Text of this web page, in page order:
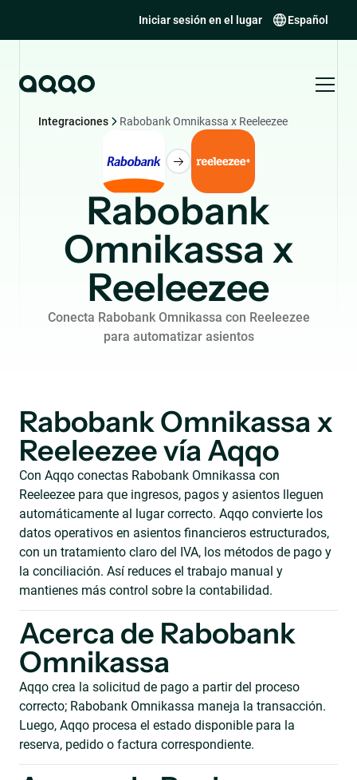
Iniciar sesión en el lugar Español
Integraciones Rabobank Omnikassa x Reeleezee
Rabobank
Omnikassa x
Reeleezee
Conecta Rabobank Omnikassa con Reeleezee
para automatizar asientos
Rabobank Omnikassa x
Reeleezee vía Aqqo
Con Aqqo conectas Rabobank Omnikassa con
Reeleezee para que ingresos, pagos y asientos lleguen
automáticamente al lugar correcto. Aqqo convierte los
datos operativos en asientos financieros estructurados,
con un tratamiento claro del IVA, los métodos de pago y
la conciliación. Así reduces el trabajo manual y
mantienes más control sobre la contabilidad.
Acerca de Rabobank
Omnikassa
Aqqo crea la solicitud de pago a partir del proceso
correcto; Rabobank Omnikassa maneja la transacción.
Luego, Aqqo procesa el estado disponible para la
reserva, pedido o factura correspondiente.